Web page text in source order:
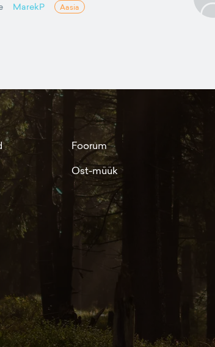
MarekP Aasia
Foorum
Ost-müük